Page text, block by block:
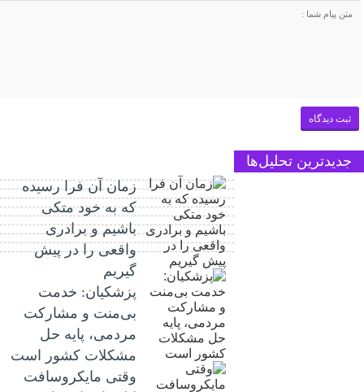
جدیدترین تحلیل‌ها
زمان آن فرا رسیده
که به خود متکی
باشیم و برادری
واقعی را در پیش
گیریم
پزشکیان: خدمت
بی‌منت و مشارکت
مردمی، پایه حل
مشکلات کشور است
وقتی مایکروسافت